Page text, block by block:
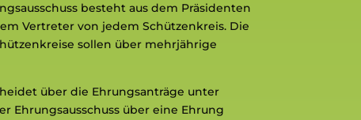
besteht aus dem Präsidenten
Vertreter von jedem Schützenkreis. Die
sollen über mehrjährige
über die Ehrungsanträge unter
Ehrungsausschuss über eine Ehrung